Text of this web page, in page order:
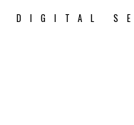
DIGITAL